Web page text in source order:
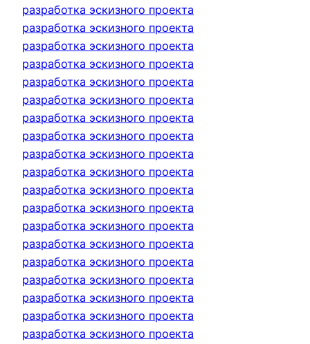
разработка эскизного проекта
разработка эскизного проекта
разработка эскизного проекта
разработка эскизного проекта
разработка эскизного проекта
разработка эскизного проекта
разработка эскизного проекта
разработка эскизного проекта
разработка эскизного проекта
разработка эскизного проекта
разработка эскизного проекта
разработка эскизного проекта
разработка эскизного проекта
разработка эскизного проекта
разработка эскизного проекта
разработка эскизного проекта
разработка эскизного проекта
разработка эскизного проекта
разработка эскизного проекта